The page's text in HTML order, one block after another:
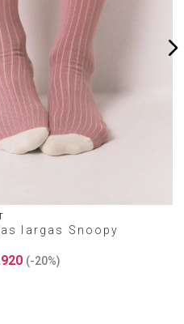
largas Snoopy
920 (-20%)